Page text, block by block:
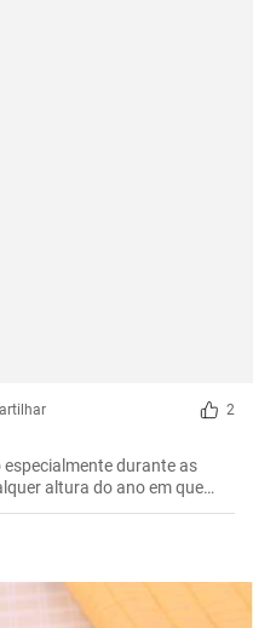
2
durante as
altura do ano em que
com algo realmente especial.